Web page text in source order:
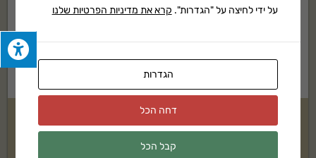
על ידי לחיצה על "הגדרות". קרא את מדיניות הפרטיות שלנו
הגדרות
דחה הכל
קבל הכל